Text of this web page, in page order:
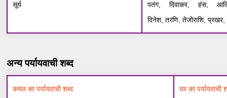
सूर्य
पतंग, दिवाकर, हंस,
दिनेश, तरणि, तेजोराशि,
अन्य पर्यायवाची शब्द
कमल का पर्यायवाची शब्द घर का पर्यायवाची